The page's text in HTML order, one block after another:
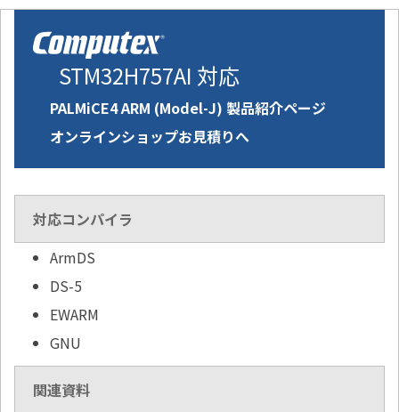
STM32H757AI 対応
PALMiCE4 ARM (Model-J) 製品紹介ページ
オンラインショップお見積りへ
対応コンパイラ
ArmDS
DS-5
EWARM
GNU
関連資料